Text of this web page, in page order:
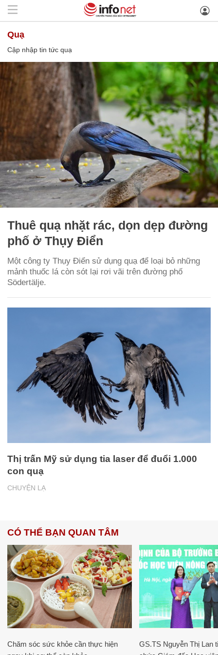
quạ
Cập nhập tin tức quạ
Thuê quạ nhặt rác, dọn dẹp đường
phố ở Thụy Điển
Một công ty Thụy Điển sử dụng quạ để loại bỏ những
mảnh thuốc lá còn sót lại rơi vãi trên đường phố
Södertälje.
CHUYỆN LẠ
Thị trấn Mỹ sử dụng tia laser để đuổi 1.000
con quạ
CÓ THỂ BẠN QUAN TÂM
Chăm sóc sức khỏe cần thực hiện
GS.TS Nguyễn Thị Lan